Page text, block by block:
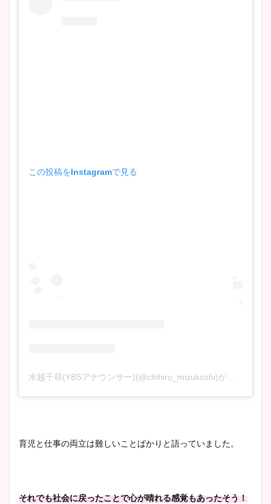
この投稿をInstagramで見る
水越千尋(YBSアナウンサー)(@chihiro_mizukoshi)がシェアした投稿
育児と仕事の両立は難しいことばかりと語っていました。
それでも社会に戻ったことで心が晴れる感覚もあったそう！